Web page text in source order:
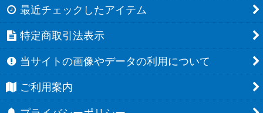
最近チェックしたアイテム
特定商取引法表示
当サイトの画像やデータの利用について
ご利用案内